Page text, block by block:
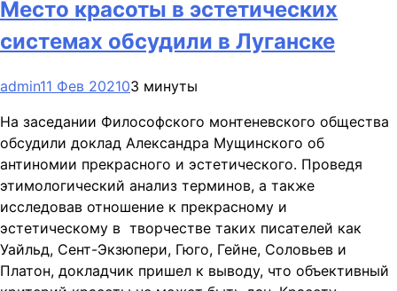
Место красоты в эстетических
системах обсудили в Луганске
admin11 Фев 202103 минуты
На заседании Философского монтеневского общества
обсудили доклад Александра Мущинского об
антиномии прекрасного и эстетического. Проведя
этимологический анализ терминов, а также
исследовав отношение к прекрасному и
эстетическому в творчестве таких писателей как
Уайльд, Сент-Экзюпери, Гюго, Гейне, Соловьев и
Платон, докладчик пришел к выводу, что объективный